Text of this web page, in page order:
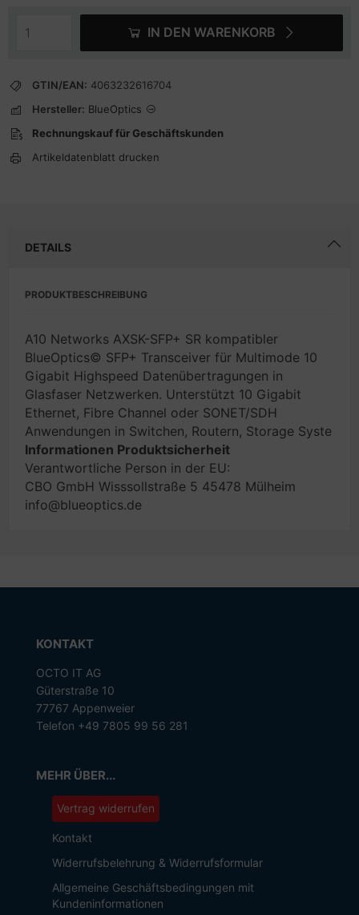
IN DEN WARENKORB
GTIN/EAN: 4063232616704
Hersteller: BlueOptics
Rechnungskauf für Geschäftskunden
Artikeldatenblatt drucken
DETAILS
PRODUKTBESCHREIBUNG
A10 Networks AXSK-SFP+ SR kompatibler
BlueOptics© SFP+ Transceiver für Multimode 10
Gigabit Highspeed Datenübertragungen in
Glasfaser Netzwerken. Unterstützt 10 Gigabit
Ethernet, Fibre Channel oder SONET/SDH
Anwendungen in Switchen, Routern, Storage Syste
Informationen Produktsicherheit
Verantwortliche Person in der EU:
CBO GmbH Wisssollstraße 5 45478 Mülheim
info@blueoptics.de
KONTAKT
OCTO IT AG
Güterstraße 10
77767 Appenweier
Telefon +49 7805 99 56 281
MEHR ÜBER...
Vertrag widerrufen
Kontakt
Widerrufsbelehrung & Widerrufsformular
Allgemeine Geschäftsbedingungen mit
Kundeninformationen